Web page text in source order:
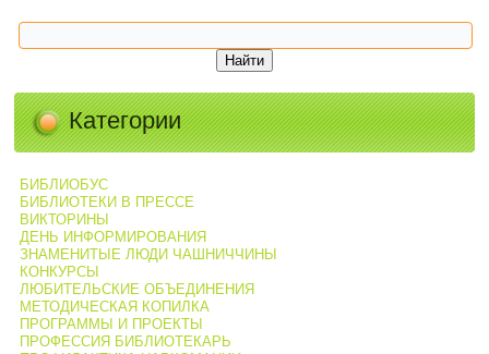
Категории
БИБЛИОБУС
БИБЛИОТЕКИ В ПРЕССЕ
ВИКТОРИНЫ
ДЕНЬ ИНФОРМИРОВАНИЯ
ЗНАМЕНИТЫЕ ЛЮДИ ЧАШНИЧЧИНЫ
КОНКУРСЫ
ЛЮБИТЕЛЬСКИЕ ОБЪЕДИНЕНИЯ
МЕТОДИЧЕСКАЯ КОПИЛКА
ПРОГРАММЫ И ПРОЕКТЫ
ПРОФЕССИЯ БИБЛИОТЕКАРЬ